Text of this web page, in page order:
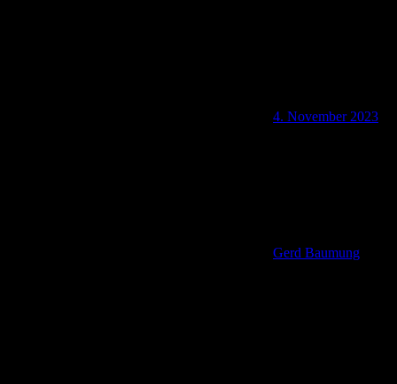
4. November 2023
Gerd Baumung